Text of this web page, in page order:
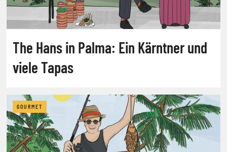
The Hans in Palma: Ein Kärntner und
viele Tapas
GOURMET